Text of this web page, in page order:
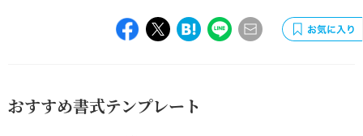
おすすめ書式テンプレート